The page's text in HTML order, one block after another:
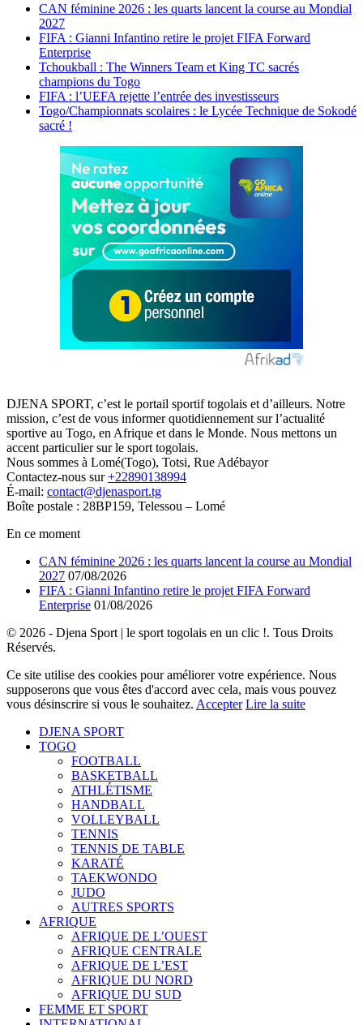
CAN féminine 2026 : les quarts lancent la course au Mondial
2027
FIFA : Gianni Infantino retire le projet FIFA Forward
Enterprise
Tchoukball : The Winners Team et King TC sacrés
champions du Togo
FIFA : l’UEFA rejette l’entrée des investisseurs
Togo/Championnats scolaires : le Lycée Technique de Sokodé
sacré !
DJENA SPORT, c’est le portail sportif togolais et d’ailleurs. Notre
mission, c’est de vous informer quotidiennement sur l’actualité
sportive au Togo, en Afrique et dans le Monde. Nous mettons un
accent particulier sur le sport togolais.
Nous sommes à Lomé(Togo), Totsi, Rue Adébayor
Contactez-nous sur+22890138994
É-mail: contact@djenasport.tg
Boîte postale : 28BP159, Telessou – Lomé
En ce moment
CAN féminine 2026 : les quarts lancent la course au Mondial
2027 07/08/2026
FIFA : Gianni Infantino retire le projet FIFA Forward
Enterprise 01/08/2026
© 2026 - Djena Sport | le sport togolais en un clic !. Tous Droits
Réservés.
Ce site utilise des cookies pour améliorer votre expérience. Nous
supposerons que vous êtes d'accord avec cela, mais vous pouvez
vous désinscrire si vous le souhaitez. Accepter Lire la suite
DJENA SPORT
TOGO
FOOTBALL
BASKETBALL
ATHLÉTISME
HANDBALL
VOLLEYBALL
TENNIS
TENNIS DE TABLE
KARATÉ
TAEKWONDO
JUDO
AUTRES SPORTS
AFRIQUE
AFRIQUE DE L’OUEST
AFRIQUE CENTRALE
AFRIQUE DE L’EST
AFRIQUE DU NORD
AFRIQUE DU SUD
FEMME ET SPORT